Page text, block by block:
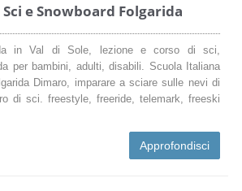
e Snowboard Folgarida
in Val di Sole, lezione e corso di sci,
per bambini, adulti, disabili. Scuola Italiana
Dimaro, imparare a sciare sulle nevi di
di sci. freestyle, freeride, telemark, freeski
Approfondisci